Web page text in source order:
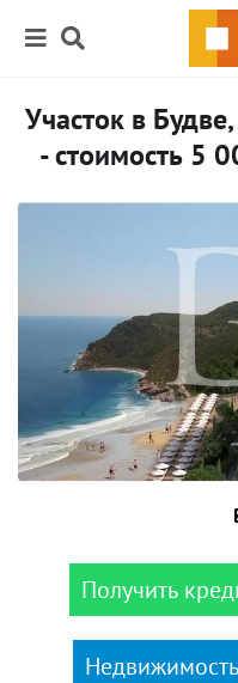
Участок в
- стоимость 5
Получить